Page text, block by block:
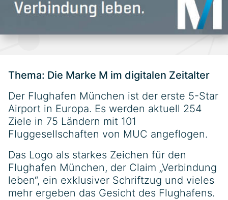
Thema: Die Marke M im digitalen Zeitalter
Der Flughafen München ist der erste 5-Star
Airport in Europa. Es werden aktuell 254
Ziele in 75 Ländern mit 101
Fluggesellschaften von MUC angeflogen.
Das Logo als starkes Zeichen für den
Flughafen München, der Claim „Verbindung
leben“, ein exklusiver Schriftzug und vieles
mehr ergeben das Gesicht des Flughafens.